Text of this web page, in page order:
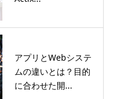
アプリとWebシステ
ムの違いとは？目的
に合わせた開...